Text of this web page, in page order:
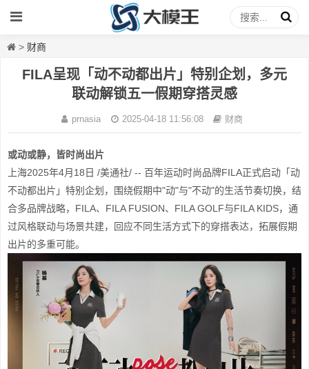
> 财商
FILA呈现「动不动都出片」特别企划，多元
联动解锁五一假期穿搭灵感
prnasia 2025-04-18 11:56:08 财商
或动或静，皆时尚出片
上海2025年4月18日 /美通社/ -- 百年运动时尚品牌FILA正式启动「动
不动都出片」特别企划，围绕假期中"动"与"不动"的生活节奏切换，结
合多品牌战略，FILA、FILA FUSION、FILA GOLF与FILA KIDS，通
过风格联动与场景共建，回应不同生活方式下的穿搭表达，拓展假期
出片的多重可能。